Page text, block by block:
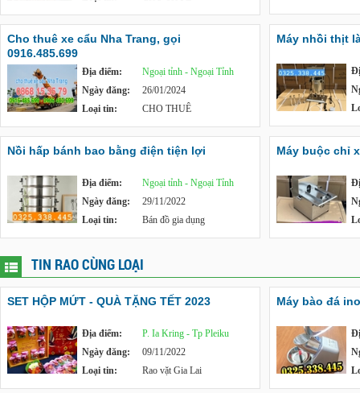
Cho thuê xe cẩu Nha Trang, gọi
0916.485.699
Địa điểm:
Ngoại tỉnh - Ngoại Tỉnh
Ngày đăng:
26/01/2024
Loại tin:
CHO THUÊ
Máy nhồi thịt
Nồi hấp bánh bao bằng điện tiện lợi
Địa điểm:
Ngoại tỉnh - Ngoại Tỉnh
Ngày đăng:
29/11/2022
Loại tin:
Bán đồ gia dụng
Máy buộc chỉ
TIN RAO CÙNG LOẠI
SET HỘP MỨT - QUÀ TẶNG TẾT 2023
Địa điểm:
P. Ia Kring - Tp Pleiku
Ngày đăng:
09/11/2022
Loại tin:
Rao vặt Gia Lai
Máy bào đá